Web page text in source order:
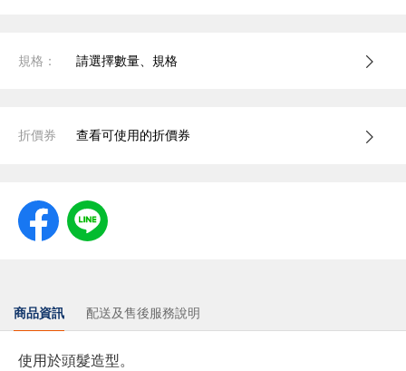
規格： 請選擇數量、規格
折價券 查看可使用的折價券
商品資訊 配送及售後服務說明
使用於頭髮造型。